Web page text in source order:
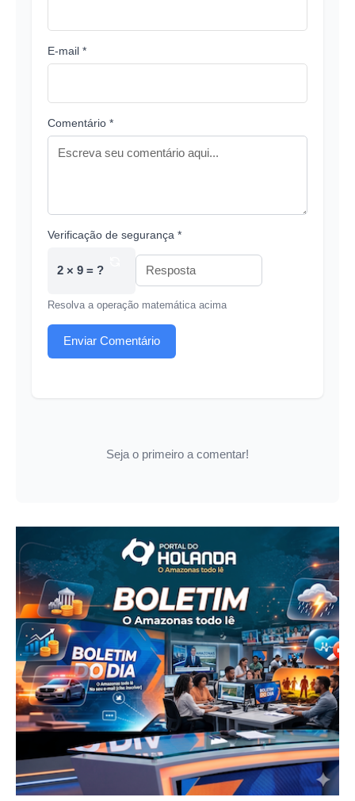
E-mail *
Comentário *
Verificação de segurança *
2 × 9 = ?
Resolva a operação matemática acima
Enviar Comentário
Seja o primeiro a comentar!